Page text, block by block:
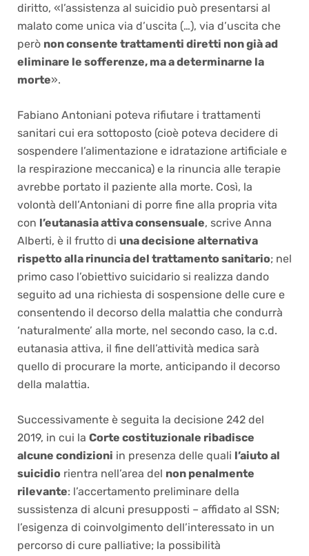
diritto, «l’assistenza al suicidio può presentarsi al
malato come unica via d’uscita (…), via d’uscita che
però non consente trattamenti diretti non già ad
eliminare le sofferenze, ma a determinarne la
morte».
Fabiano Antoniani poteva rifiutare i trattamenti
sanitari cui era sottoposto (cioè poteva decidere di
sospendere l’alimentazione e idratazione artificiale e
la respirazione meccanica) e la rinuncia alle terapie
avrebbe portato il paziente alla morte. Così, la
volontà dell’Antoniani di porre fine alla propria vita
con l’eutanasia attiva consensuale, scrive Anna
Alberti, è il frutto di una decisione alternativa
rispetto alla rinuncia del trattamento sanitario; nel
primo caso l’obiettivo suicidario si realizza dando
seguito ad una richiesta di sospensione delle cure e
consentendo il decorso della malattia che condurrà
‘naturalmente’ alla morte, nel secondo caso, la c.d.
eutanasia attiva, il fine dell’attività medica sarà
quello di procurare la morte, anticipando il decorso
della malattia.
Successivamente è seguita la decisione 242 del
2019, in cui la Corte costituzionale ribadisce
alcune condizioni in presenza delle quali l’aiuto al
suicidio rientra nell’area del non penalmente
rilevante: l’accertamento preliminare della
sussistenza di alcuni presupposti – affidato al SSN;
l’esigenza di coinvolgimento dell’interessato in un
percorso di cure palliative; la possibilità